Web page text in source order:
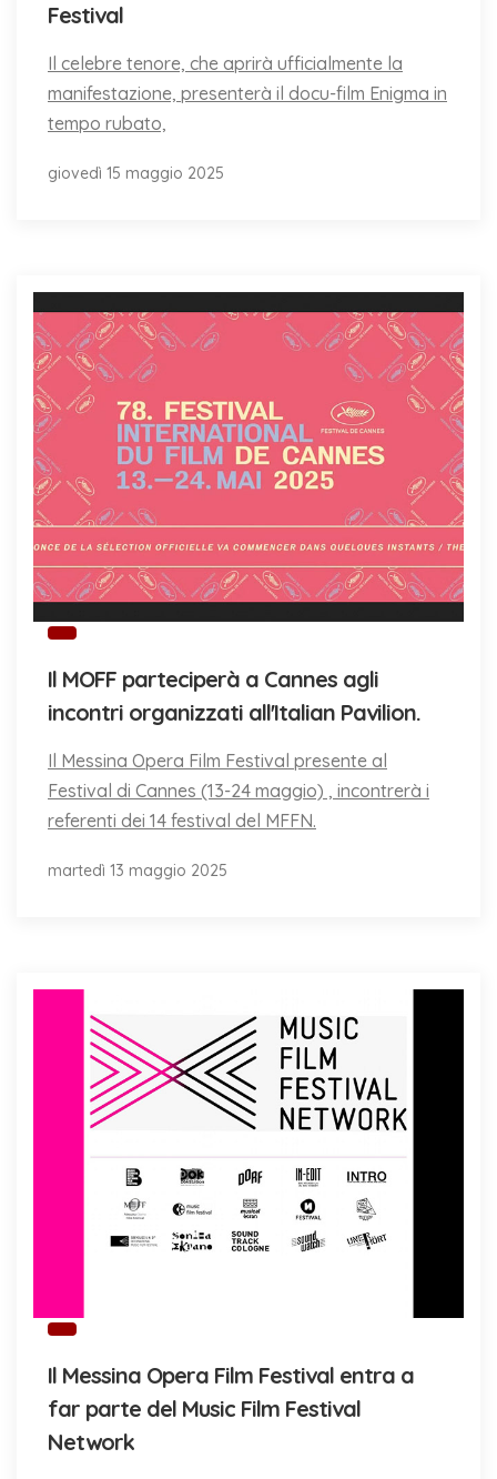
Festival
Il celebre tenore, che aprirà ufficialmente la
manifestazione, presenterà il docu-film Enigma in
tempo rubato,
giovedì 15 maggio 2025
Il MOFF parteciperà a Cannes agli
incontri organizzati all'Italian Pavilion.
Il Messina Opera Film Festival presente al
Festival di Cannes (13-24 maggio) , incontrerà i
referenti dei 14 festival del MFFN.
martedì 13 maggio 2025
Il Messina Opera Film Festival entra a
far parte del Music Film Festival
Network